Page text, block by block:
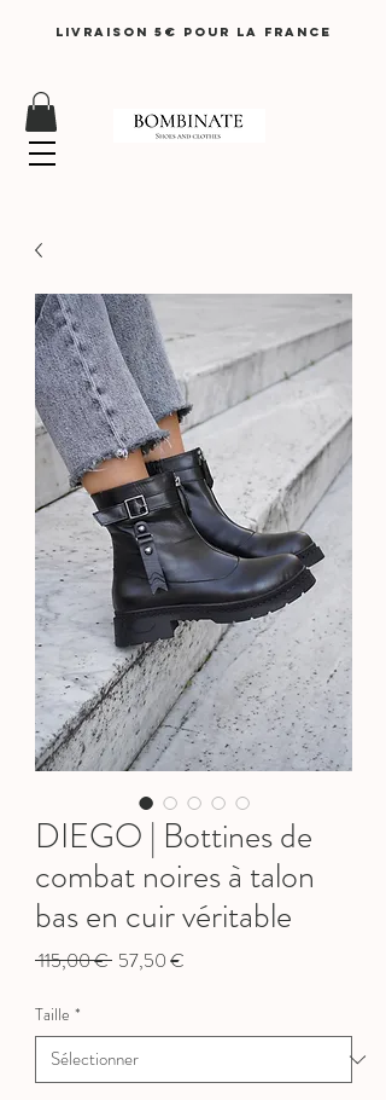
LIVRAISON 5€ pour lA FRANCE
DIEGO | Bottines de
combat noires à talon
bas en cuir véritable
115,00 € Prix
57,50 €
Taille *